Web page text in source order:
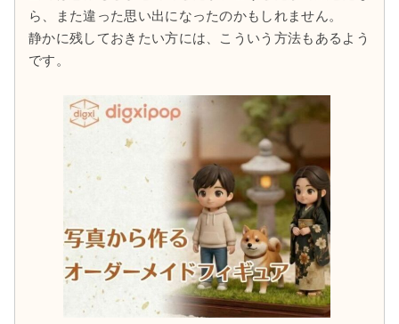
ら、また違った思い出になったのかもしれません。
静かに残しておきたい方には、こういう方法もあるよう
です。